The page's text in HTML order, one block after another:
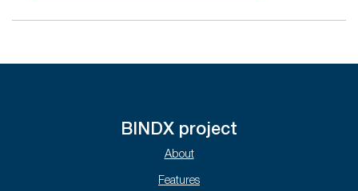
BINDX project
About
Features